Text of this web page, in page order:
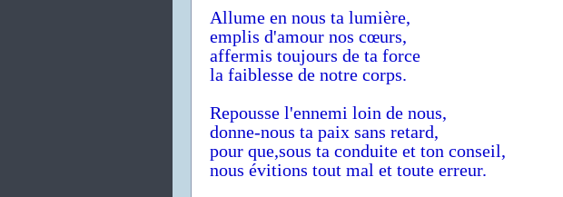
Allume en nous ta lumière,
emplis d'amour nos cœurs,
affermis toujours de ta force
la faiblesse de notre corps.
Repousse l'ennemi loin de nous,
donne-nous ta paix sans retard,
pour que,sous ta conduite et ton conseil,
nous évitions tout mal et toute erreur.